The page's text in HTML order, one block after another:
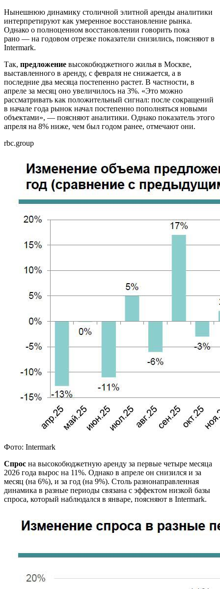
Нынешнюю динамику столичной элитной аренды аналитики
интерпретируют как умеренное восстановление рынка.
Однако о полноценном восстановлении говорить пока
рано — на годовом отрезке показатели снизились, поясняют в
Intermark.
Так, предложение высокобюджетного жилья в Москве,
выставленного в аренду, с февраля не снижается, а в
последние два месяца постепенно растет. В частности, в
апреле за месяц оно увеличилось на 3%. «Это можно
рассматривать как положительный сигнал: после сокращений
в начале года рынок начал постепенно пополняться новыми
объектами», — поясняют аналитики. Однако показатель этого
апреля на 8% ниже, чем был годом ранее, отмечают они.
rbc.group
Фото: Intermark
Спрос на высокобюджетную аренду за первые четыре месяца
2026 года вырос на 11%. Однако в апреле он снизился и за
месяц (на 6%), и за год (на 9%). Столь разнонаправленная
динамика в разные периоды связана с эффектом низкой базы
спроса, который наблюдался в январе, поясняют в Intermark.